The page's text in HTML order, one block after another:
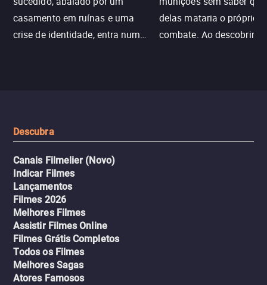
casamento em ruínas e uma
crise de identidade, entra num
delas mataria o próprio
combate. Ao descobrir a
Descubra
Canais Filmelier (Novo)
Indicar Filmes
Lançamentos
Filmes 2026
Melhores Filmes
Assistir Filmes Online
Filmes Grátis Completos
Todos os Filmes
Melhores Sagas
Atores Famosos